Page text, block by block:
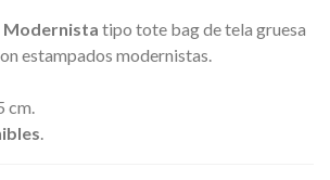
Modernista tipo tote bag de tela gruesa
estampados modernistas.
cm.
.